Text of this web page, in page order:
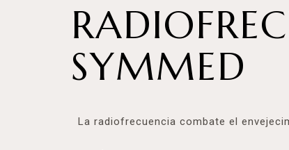
SYMMED
La radiofrecuencia combate el